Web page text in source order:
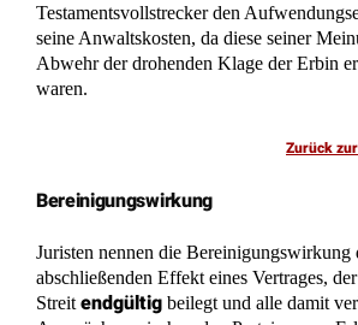
Testamentsvollstrecker den
seine Anwaltskosten, da diese seiner
Abwehr der drohenden Klage der Erbin
waren.
Zurück
Bereinigungswirkung
Juristen nennen die Bereinigungswirkung
abschließenden Effekt eines Vertrages,
Streit endgültig beilegt und alle damit